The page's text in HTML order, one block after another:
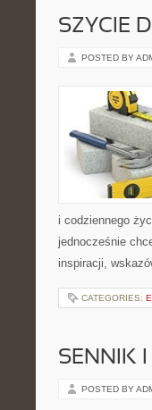
SZYCIE
POSTED BY
i codziennego
jednocześnie
inspiracji,
CATEGORIES:
SENNIK I
POSTED BY